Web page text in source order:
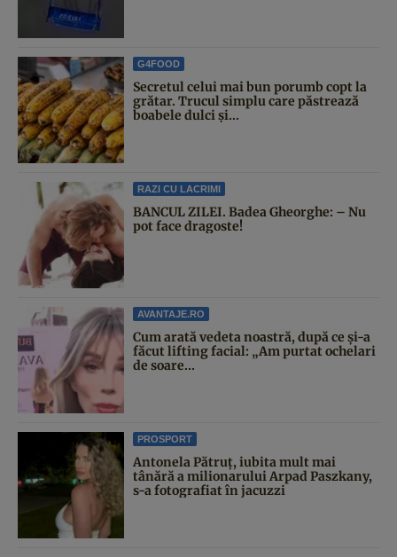
G4FOOD
Secretul celui mai bun porumb copt la
grătar. Trucul simplu care păstrează
boabele dulci și...
RAZI CU LACRIMI
BANCUL ZILEI. Badea Gheorghe: – Nu
pot face dragoste!
AVANTAJE.RO
Cum arată vedeta noastră, după ce și-a
făcut lifting facial: „Am purtat ochelari
de soare...
PROSPORT
Antonela Pătruț, iubita mult mai
tânără a milionarului Arpad Paszkany,
s-a fotografiat în jacuzzi